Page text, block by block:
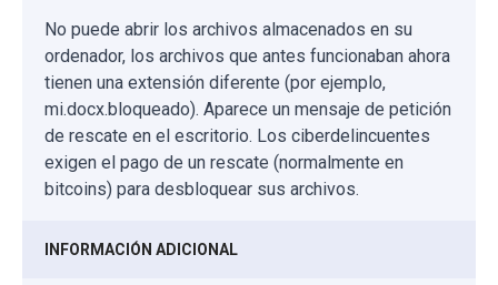
No puede abrir los archivos almacenados en su
ordenador, los archivos que antes funcionaban ahora
tienen una extensión diferente (por ejemplo,
mi.docx.bloqueado). Aparece un mensaje de petición
de rescate en el escritorio. Los ciberdelincuentes
exigen el pago de un rescate (normalmente en
bitcoins) para desbloquear sus archivos.
INFORMACIÓN ADICIONAL